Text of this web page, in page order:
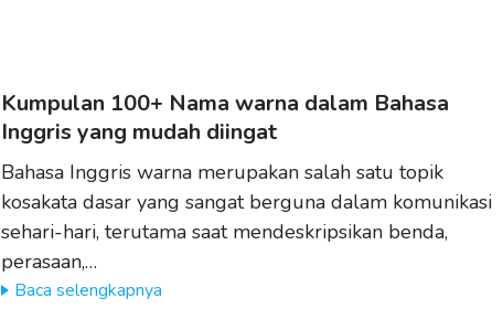
Kumpulan 100+ Nama warna dalam Bahasa
Inggris yang mudah diingat
Bahasa Inggris warna merupakan salah satu topik
kosakata dasar yang sangat berguna dalam komunikasi
sehari-hari, terutama saat mendeskripsikan benda,
perasaan,…
Baca selengkapnya